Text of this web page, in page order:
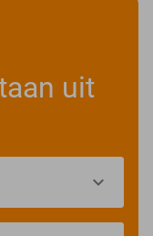
uit